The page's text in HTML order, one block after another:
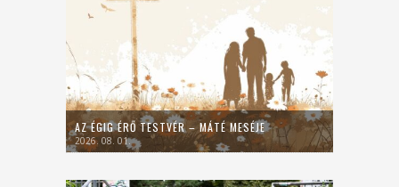
AZ ÉGIG ÉRŐ TESTVÉR – MÁTÉ MESÉJE
2026. 08. 01.